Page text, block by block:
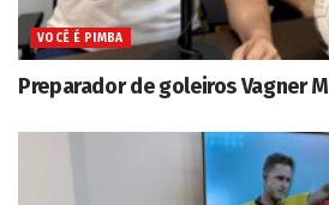
VOCÊ É PIMBA
Preparador de goleiros Vagner